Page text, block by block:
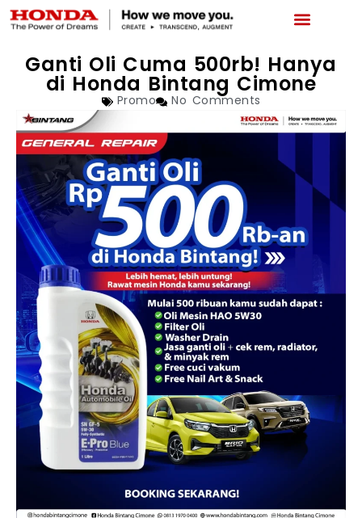
Ganti Oli Cuma 500rb! Hanya
di Honda Bintang Cimone
Promo No Comments